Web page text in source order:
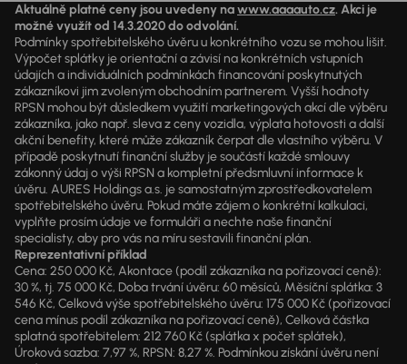
Aktuálně platné ceny jsou uvedeny nawww.aaaauto.cz. Akci je
možné využít od 14.3.2020 do odvolání.
Podmínky spotřebitelského úvěru u konkrétního vozu se mohou lišit.
Výpočet splátky je orientační a závisí na konkrétních vstupních
údajích a individuálních podmínkách financování poskytnutých
zákazníkovi jim zvoleným obchodním partnerem. Vyšší hodnoty
RPSN mohou být důsledkem využití marketingových akcí dle výběru
zákazníka, jako např. sleva z ceny vozidla, výplata hotovosti a další
akční benefity, které může zákazník čerpat dle vlastního výběru. V
případě poskytnutí finanční služby je součástí každé smlouvy
zákonný údaj o výši RPSN a kompletní předsmluvní informace k
úvěru. AURES Holdings a.s. je samostatným zprostředkovatelem
spotřebitelského úvěru. Pokud máte zájem o konkrétní kalkulaci,
vyplňte prosím údaje ve formuláři a nechte naše finanční
specialisty, aby pro vás na míru sestavili finanční plán.
Reprezentativní příklad
Cena: 250 000 Kč, Akontace (podíl zákazníka na pořizovací ceně):
30 %, tj. 75 000 Kč, Doba trvání úvěru: 60 měsíců, Měsíční splátka: 3
546 Kč, Celková výše spotřebitelského úvěru: 175 000 Kč (pořizovací
cena mínus podíl zákazníka na pořizovací ceně), Celková částka
splatná spotřebitelem: 212 760 Kč (splátka x počet splátek),
Úroková sazba: 7,97 %, RPSN: 8,27 %. Podmínkou získání úvěru není